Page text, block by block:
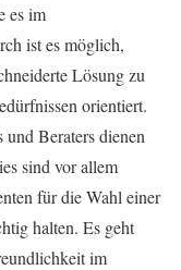
es im
ist es möglich,
Lösung zu
orientiert.
Beraters dienen
sind vor allem
für die Wahl einer
halten. Es geht
im